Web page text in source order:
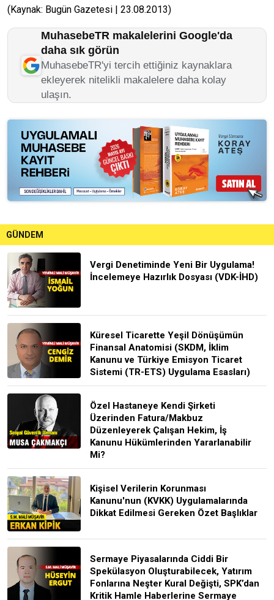
(Kaynak: Bugün Gazetesi | 23.08.2013)
MuhasebeTR makalelerini Google'da
daha sık görün
MuhasebeTR'yi tercih ettiğiniz kaynaklara
ekleyerek nitelikli makalelere daha kolay
ulaşın.
GÜNDEM
Vergi Denetiminde Yeni Bir Uygulama!
İncelemeye Hazırlık Dosyası (VDK-İHD)
Küresel Ticarette Yeşil Dönüşümün
Finansal Anatomisi (SKDM, İklim
Kanunu ve Türkiye Emisyon Ticaret
Sistemi (TR-ETS) Uygulama Esasları)
Özel Hastaneye Kendi Şirketi
Üzerinden Fatura/Makbuz
Düzenleyerek Çalışan Hekim, İş
Kanunu Hükümlerinden Yararlanabilir
Mi?
Kişisel Verilerin Korunması
Kanunu'nun (KVKK) Uygulamalarında
Dikkat Edilmesi Gereken Özet Başlıklar
Sermaye Piyasalarında Ciddi Bir
Spekülasyon Oluşturabilecek, Yatırım
Fonlarına Neşter Kural Değişti, SPK’dan
Kritik Hamle Haberlerine Sermaye